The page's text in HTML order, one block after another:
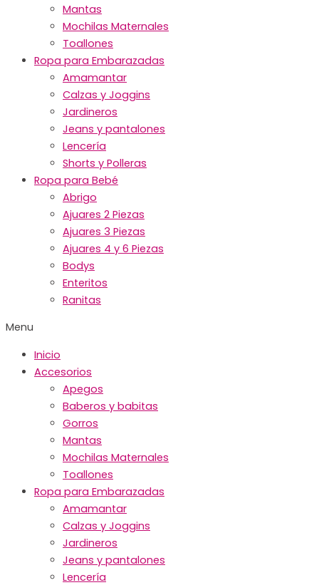
Mantas
Mochilas Maternales
Toallones
Ropa para Embarazadas
Amamantar
Calzas y Joggins
Jardineros
Jeans y pantalones
Lencería
Shorts y Polleras
Ropa para Bebé
Abrigo
Ajuares 2 Piezas
Ajuares 3 Piezas
Ajuares 4 y 6 Piezas
Bodys
Enteritos
Ranitas
Menu
Inicio
Accesorios
Apegos
Baberos y babitas
Gorros
Mantas
Mochilas Maternales
Toallones
Ropa para Embarazadas
Amamantar
Calzas y Joggins
Jardineros
Jeans y pantalones
Lencería